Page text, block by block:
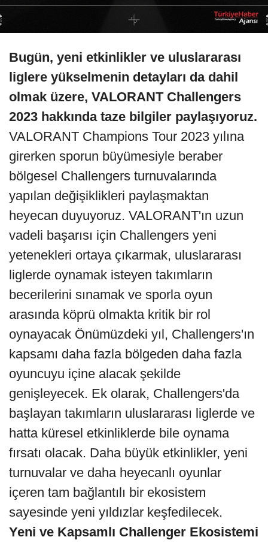
Bugün, yeni etkinlikler ve uluslararası
liglere yükselmenin detayları da dahil
olmak üzere, VALORANT Challengers
2023 hakkında taze bilgiler paylaşıyoruz.
VALORANT Champions Tour 2023 yılına
girerken sporun büyümesiyle beraber
bölgesel Challengers turnuvalarında
yapılan değişiklikleri paylaşmaktan
heyecan duyuyoruz. VALORANT'ın uzun
vadeli başarısı için Challengers yeni
yetenekleri ortaya çıkarmak, uluslararası
liglerde oynamak isteyen takımların
becerilerini sınamak ve sporla oyun
arasında köprü olmakta kritik bir rol
oynayacak Önümüzdeki yıl, Challengers'ın
kapsamı daha fazla bölgeden daha fazla
oyuncuyu içine alacak şekilde
genişleyecek. Ek olarak, Challengers'da
başlayan takımların uluslararası liglerde ve
hatta küresel etkinliklerde bile oynama
fırsatı olacak. Daha büyük etkinlikler, yeni
turnuvalar ve daha heyecanlı oyunlar
içeren tam bağlantılı bir ekosistem
sayesinde yeni yıldızlar keşfedilecek.
Yeni ve Kapsamlı Challenger Ekosistemi